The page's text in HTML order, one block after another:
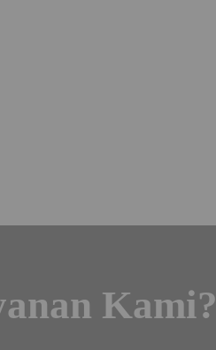
Kami?